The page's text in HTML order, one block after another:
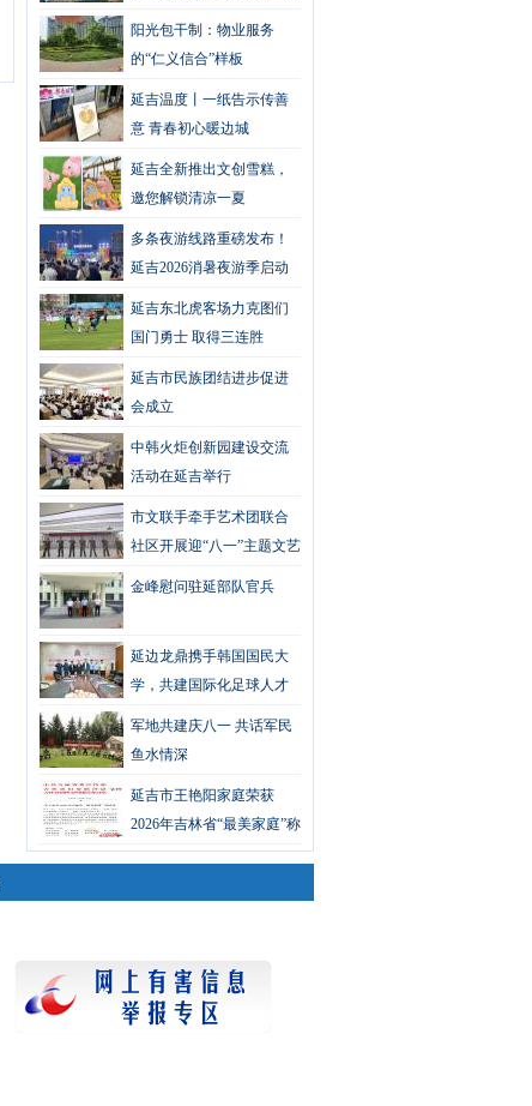
收
阳光包干制：物业服务
的“仁义信合”样板
延吉温度丨一纸告示传善
意 青春初心暖边城
延吉全新推出文创雪糕，
邀您解锁清凉一夏
多条夜游线路重磅发布！
延吉2026消暑夜游季启动
仪式在布尔哈通河畔举行
延吉东北虎客场力克图们
国门勇士 取得三连胜
延吉市民族团结进步促进
会成立
中韩火炬创新园建设交流
活动在延吉举行
市文联手牵手艺术团联合
社区开展迎“八一”主题文艺
汇演
金峰慰问驻延部队官兵
延边龙鼎携手韩国国民大
学，共建国际化足球人才
培养新平台
军地共建庆八一 共话军民
鱼水情深
延吉市王艳阳家庭荣获
2026年吉林省“最美家庭”称
号